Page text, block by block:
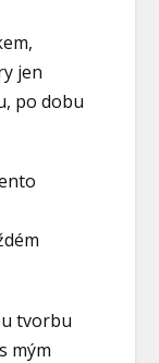
jen
po dobu
tvorbu
mým